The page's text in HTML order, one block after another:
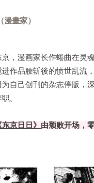
漫畫家）
，漫画家长作蜷曲在灵
进作品腰斩後的愤世乱
自己创刊的杂志停版，
。
东京日日》 由颓败开场，